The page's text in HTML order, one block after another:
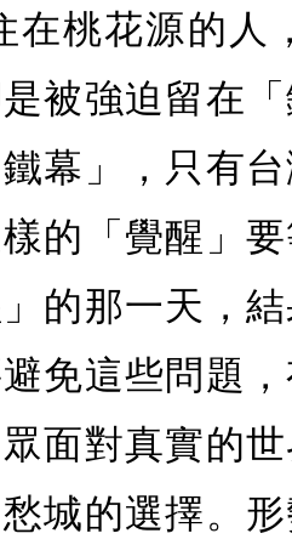
在桃花源的人
被強迫留在
鐵幕」，只有
的「覺醒」
的那一天，
免這些問題
面對真實的
城的選擇。